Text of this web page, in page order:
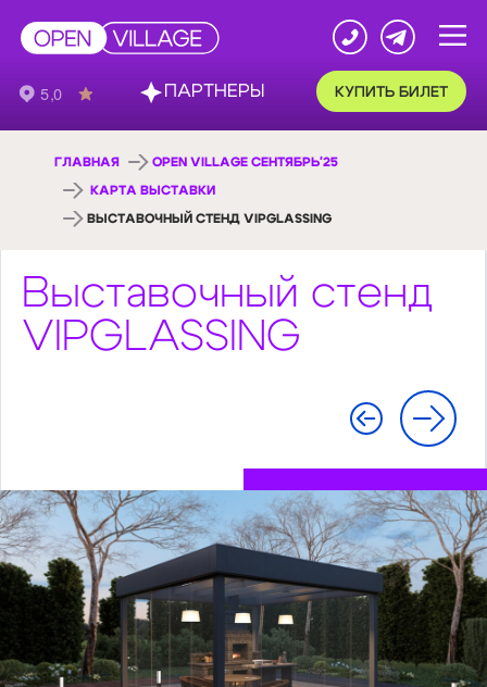
КУПИТЬ БИЛЕТ
ГЛАВНАЯ OPEN VILLAGE СЕНТЯБРЬ'25
КАРТА ВЫСТАВКИ
ВЫСТАВОЧНЫЙ СТЕНД VIPGLASSING
Выставочный стенд
VIPGLASSING